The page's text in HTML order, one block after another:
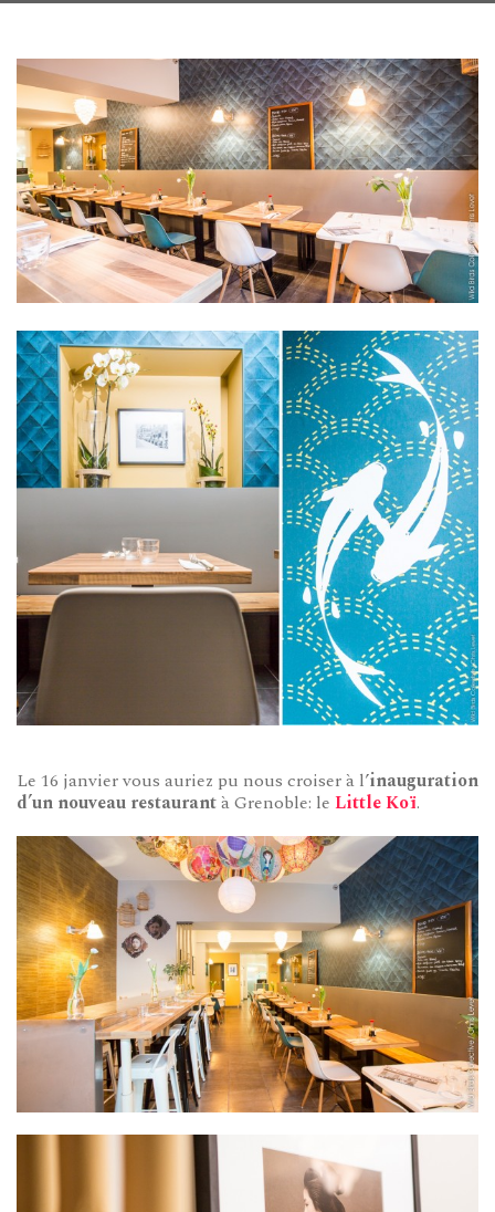
Le 16 janvier vous auriez pu nous croiser à l’inauguration
d’un nouveau restaurantà Grenoble: le Little Koï.